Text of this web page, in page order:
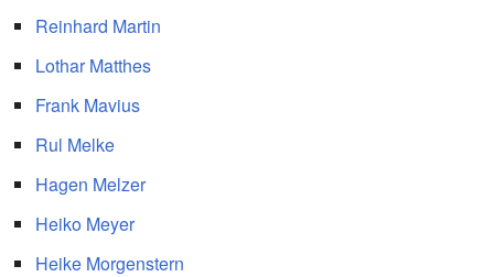
Reinhard Martin
Lothar Matthes
Frank Mavius
Rul Melke
Hagen Melzer
Heiko Meyer
Heike Morgenstern